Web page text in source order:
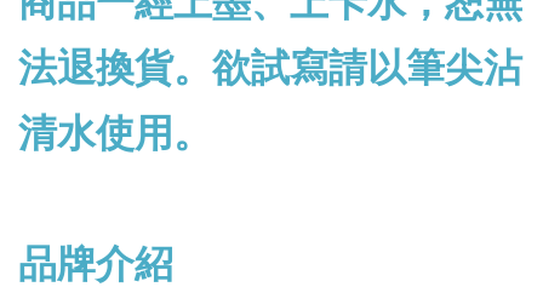
法退換貨。欲試寫請以筆尖沾
清水使用。
品牌介紹